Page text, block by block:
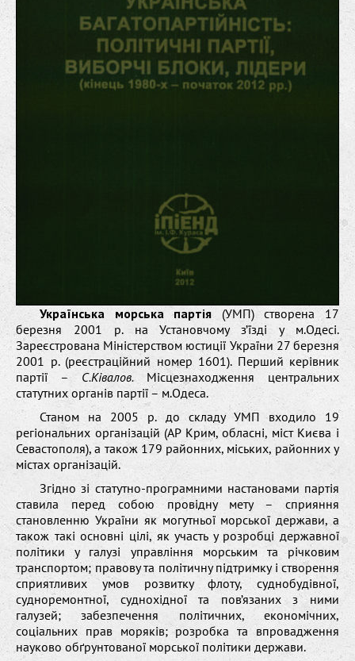
Українська морська партія (УМП) створена 17
березня 2001 р. на Установчому з’їзді у м.Одесі.
Зареєстрована Міністерством юстиції України 27 березня
2001 р. (реєстраційний номер 1601). Перший керівник
партії – С.Ківалов.Місцезнаходження центральних
статутних органів партії – м.Одеса.
Станом на 2005 р. до складу УМП входило 19
регіональних організацій (АР Крим, обласні, міст Києва і
Севастополя), а також 179 районних, міських, районних у
містах організацій.
Згідно зі статутно-програмними настановами партія
ставила перед собою провідну мету – сприяння
становленню України як могутньої морської держави, а
також такі основні цілі, як участь у розробці державної
політики у галузі управління морським та річковим
транспортом; правову та політичну підтримку і створення
сприятливих умов розвитку флоту, суднобудівної,
судноремонтної, суднохідної та пов’язаних з ними
галузей; забезпечення політичних, економічних,
соціальних прав моряків; розробка та впровадження
науково обґрунтованої морської політики держави.